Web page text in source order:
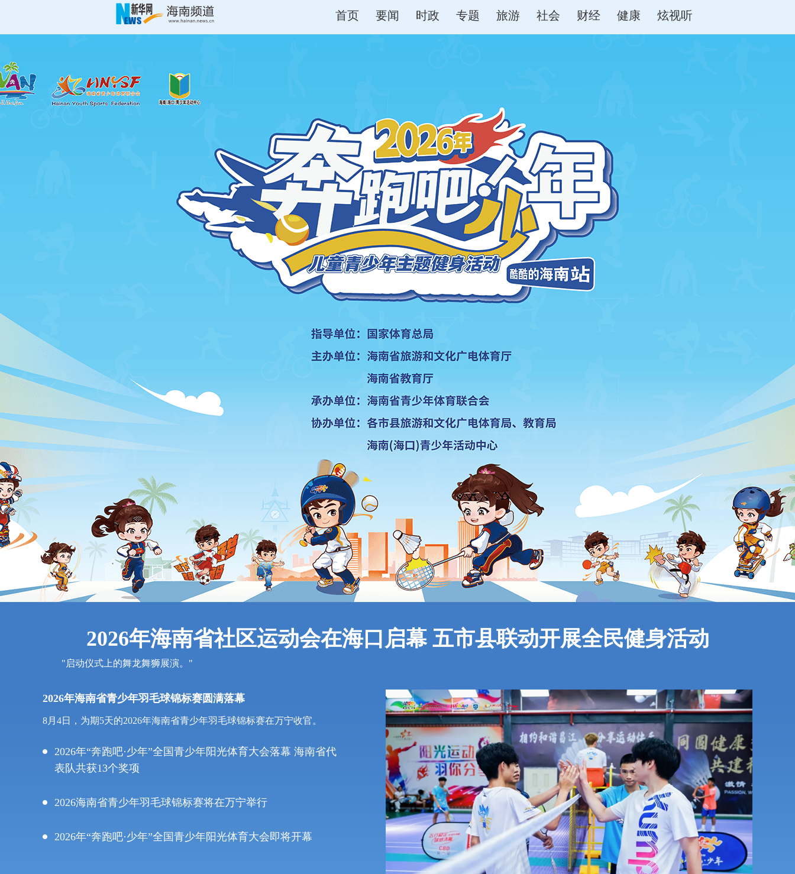
2026年海南省社区运动会在海口启幕 五市县联动开展全民健身活动
"启动仪式上的舞龙舞狮展演。"
2026年海南省青少年羽毛球锦标赛圆满落幕
8月4日，为期5天的2026年海南省青少年羽毛球锦标赛在万宁收官。
2026年“奔跑吧·少年”全国青少年阳光体育大会落幕 海南省代
表队共获13个奖项
2026海南省青少年羽毛球锦标赛将在万宁举行
2026年“奔跑吧·少年”全国青少年阳光体育大会即将开幕